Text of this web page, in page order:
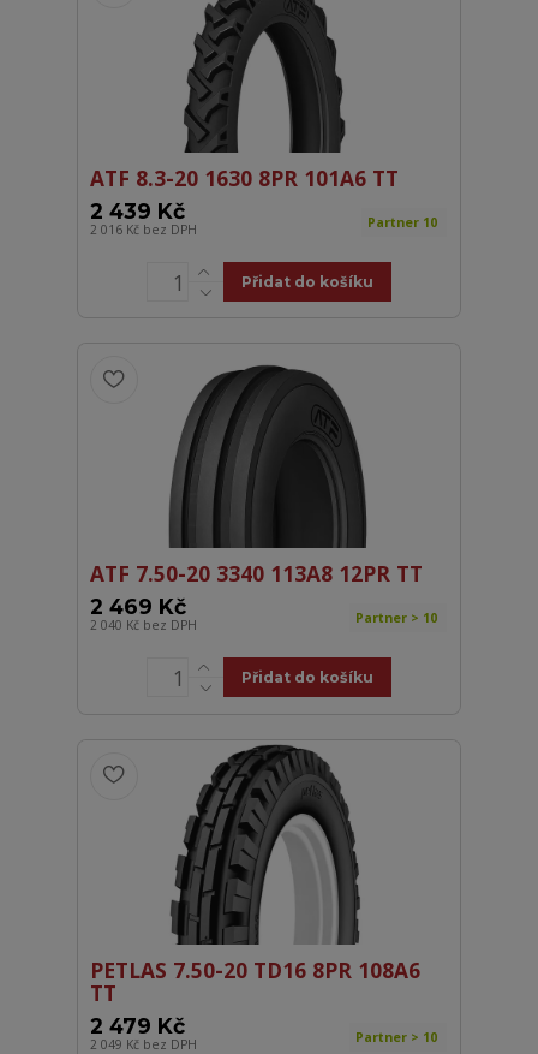
ATF 8.3-20 1630 8PR 101A6 TT
2 439 Kč
2 016 Kč bez DPH Partner 10
Přidat do košíku
ATF 7.50-20 3340 113A8 12PR TT
2 469 Kč
2 040 Kč bez DPH Partner > 10
Přidat do košíku
PETLAS 7.50-20 TD16 8PR 108A6
TT
2 479 Kč
2 049 Kč bez DPH Partner > 10